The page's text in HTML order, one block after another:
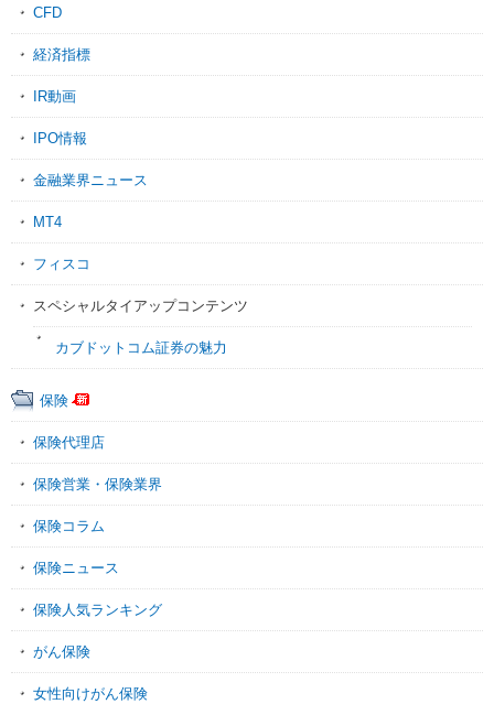
CFD
経済指標
IR動画
IPO情報
金融業界ニュース
MT4
フィスコ
スペシャルタイアップコンテンツ
カブドットコム証券の魅力
保険
保険代理店
保険営業・保険業界
保険コラム
保険ニュース
保険人気ランキング
がん保険
女性向けがん保険